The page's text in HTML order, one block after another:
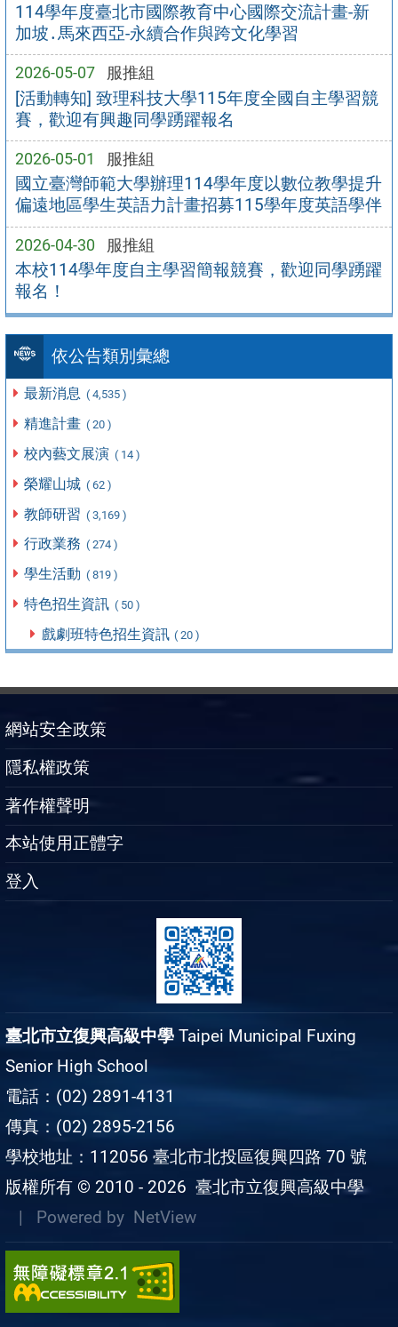
114學年度臺北市國際教育中心國際交流計畫-新
加坡․馬來西亞-永續合作與跨文化學習
2026-05-07 服推組
[活動轉知] 致理科技大學115年度全國自主學習競
賽，歡迎有興趣同學踴躍報名
2026-05-01 服推組
國立臺灣師範大學辦理114學年度以數位教學提升
偏遠地區學生英語力計畫招募115學年度英語學伴
2026-04-30 服推組
本校114學年度自主學習簡報競賽，歡迎同學踴躍
報名！
依公告類別彙總
最新消息 ( 4,535 )
精進計畫 ( 20 )
校內藝文展演 ( 14 )
榮耀山城 ( 62 )
教師研習 ( 3,169 )
行政業務 ( 274 )
學生活動 ( 819 )
特色招生資訊 ( 50 )
戲劇班特色招生資訊 ( 20 )
網站安全政策
隱私權政策
著作權聲明
本站使用正體字
登入
臺北市立復興高級中學 Taipei Municipal Fuxing
Senior High School
電話：(02) 2891-4131
傳真：(02) 2895-2156
學校地址：112056 臺北市北投區復興四路 70 號
版權所有 © 2010 - 2026 臺北市立復興高級中學
| Powered by NetView